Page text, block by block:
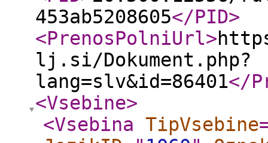
453ab5208605</PID>
<PrenosPolniUrl>
lj.si/Dokument.php?
lang=slv&id=86401</
<Vsebine>
<Vsebina TipVsebine